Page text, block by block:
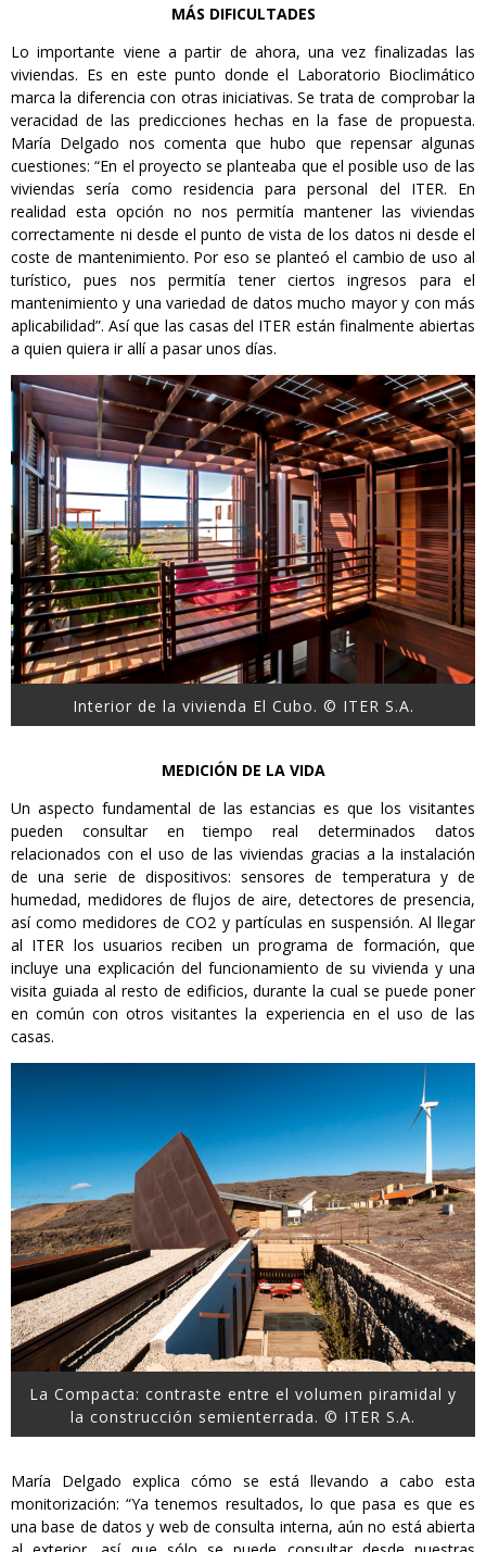
MÁS DIFICULTADES
Lo importante viene a partir de ahora, una vez finalizadas las
viviendas. Es en este punto donde el Laboratorio Bioclimático
marca la diferencia con otras iniciativas. Se trata de comprobar la
veracidad de las predicciones hechas en la fase de propuesta.
María Delgado nos comenta que hubo que repensar algunas
cuestiones: “En el proyecto se planteaba que el posible uso de las
viviendas sería como residencia para personal del ITER. En
realidad esta opción no nos permitía mantener las viviendas
correctamente ni desde el punto de vista de los datos ni desde el
coste de mantenimiento. Por eso se planteó el cambio de uso al
turístico, pues nos permitía tener ciertos ingresos para el
mantenimiento y una variedad de datos mucho mayor y con más
aplicabilidad”. Así que las casas del ITER están finalmente abiertas
a quien quiera ir allí a pasar unos días.
Interior de la vivienda El Cubo. © ITER S.A.
MEDICIÓN DE LA VIDA
Un aspecto fundamental de las estancias es que los visitantes
pueden consultar en tiempo real determinados datos
relacionados con el uso de las viviendas gracias a la instalación
de una serie de dispositivos: sensores de temperatura y de
humedad, medidores de flujos de aire, detectores de presencia,
así como medidores de CO2 y partículas en suspensión. Al llegar
al ITER los usuarios reciben un programa de formación, que
incluye una explicación del funcionamiento de su vivienda y una
visita guiada al resto de edificios, durante la cual se puede poner
en común con otros visitantes la experiencia en el uso de las
casas.
La Compacta: contraste entre el volumen piramidal y
la construcción semienterrada. © ITER S.A.
María Delgado explica cómo se está llevando a cabo esta
monitorización: “Ya tenemos resultados, lo que pasa es que es
una base de datos y web de consulta interna, aún no está abierta